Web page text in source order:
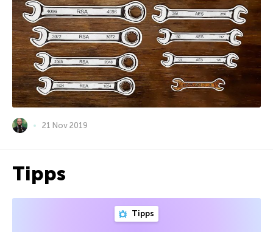
21 Nov 2019
Tipps
Tipps